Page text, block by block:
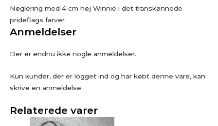
Nøglering med 4 cm høj Winnie i det transkønnede
prideflags farver
Anmeldelser
Der er endnu ikke nogle anmeldelser.
Kun kunder, der er logget ind og har købt denne vare, kan
skrive en anmeldelse.
Relaterede varer